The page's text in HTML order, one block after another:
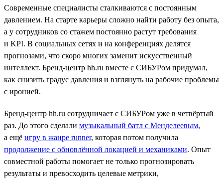
Современные специалисты сталкиваются с постоянным
давлением. На старте карьеры сложно найти работу без опыта,
а у сотрудников со стажем постоянно растут требования
и KPI. В социальных сетях и на конференциях делятся
прогнозами, что скоро многих заменит искусственный
интеллект. Бренд-центр hh.ru вместе с СИБУРом придумал,
как снизить градус давления и взглянуть на рабочие проблемы
с иронией.
Бренд-центр hh.ru сотрудничает с СИБУРом уже в четвёртый
раз. До этого сделали музыкальный батл с Менделеевым,
а ещё игру в жанре runner, которая потом получила
продолжение с обновлённой локацией и механиками. Опыт
совместной работы помогает не только прогнозировать
результаты и превосходить целевые метрики,